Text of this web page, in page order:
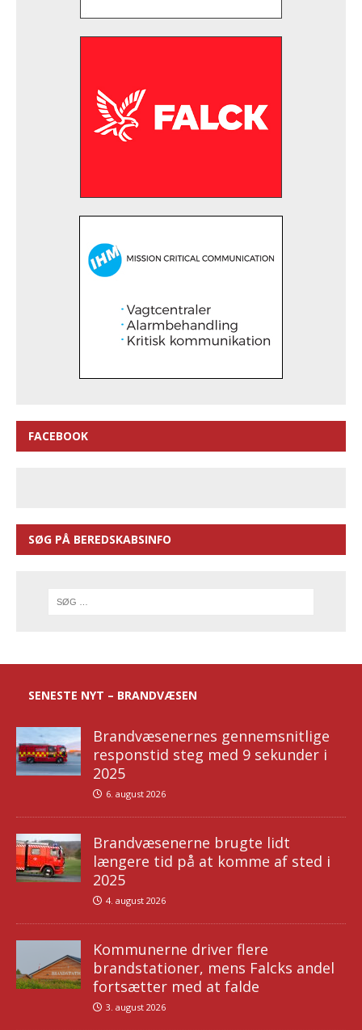
FACEBOOK
SØG PÅ BEREDSKABSINFO
SENESTE NYT – BRANDVÆSEN
Brandvæsenernes gennemsnitlige
responstid steg med 9 sekunder i
2025
6. august 2026
Brandvæsenerne brugte lidt
længere tid på at komme af sted i
2025
4. august 2026
Kommunerne driver flere
brandstationer, mens Falcks andel
fortsætter med at falde
3. august 2026